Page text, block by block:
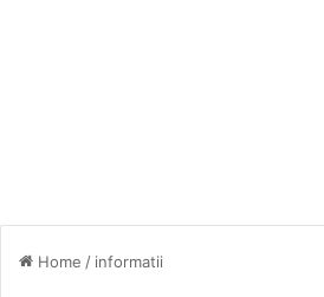
Home / informatii